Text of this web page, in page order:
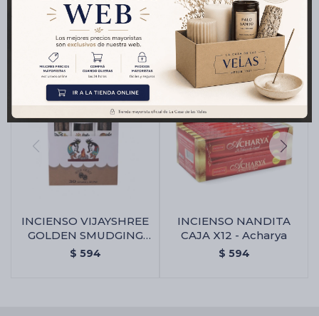
Productos que te pueden interesar
INCIENSO VIJAYSHREE
GOLDEN SMUDGING
X12 - Caja Surtida
$ 594
INCIENSO NANDITA
CAJA X12 - Acharya
$ 594